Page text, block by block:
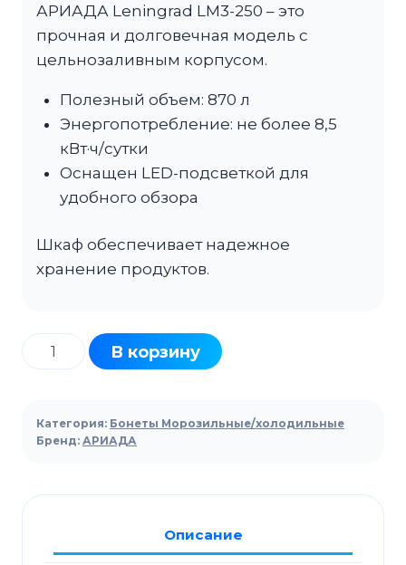
АРИАДА Leningrad LM3-250 – это
прочная и долговечная модель с
цельнозаливным корпусом.
Полезный объем: 870 л
Энергопотребление: не более 8,5
кВт·ч/сутки
Оснащен LED-подсветкой для
удобного обзора
Шкаф обеспечивает надежное
хранение продуктов.
Количество
товара
бонета
АРИАДА
LM3-
250
В корзину
Категория: Бонеты Морозильные/холодильные
Бренд: АРИАДА
Описание